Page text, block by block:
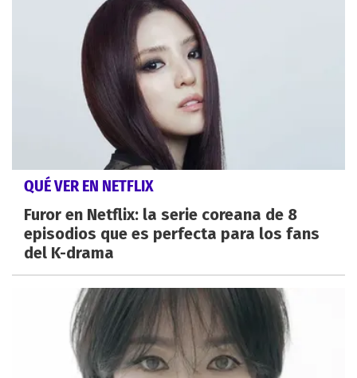
QUÉ VER EN NETFLIX
Furor en Netflix: la serie coreana de 8
episodios que es perfecta para los fans
del K-drama